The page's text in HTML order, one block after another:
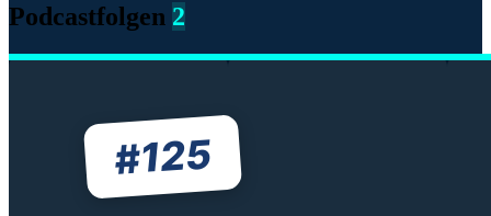
Podcastfolgen 2
#125